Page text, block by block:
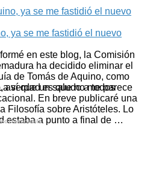
ya se me fastidió el nuevo
en este blog, la Comisión
ha decidido eliminar el
de Tomás de Aquino, como
verdad es que no me parece
así que un saludo a todos
En breve publicaré una
Filosofía sobre Aristóteles. Lo
estaba a punto a final de …